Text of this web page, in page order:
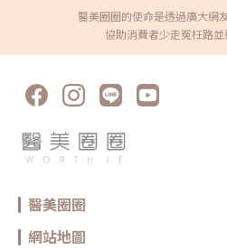
醫美圈圈的使命是透過廣大網
協助消費者少走冤枉路
醫美圈圈
網站地圖